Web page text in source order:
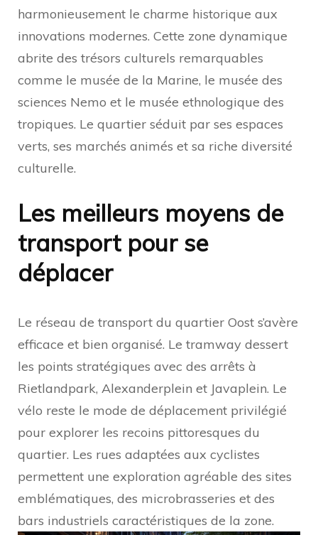
harmonieusement le charme historique aux
innovations modernes. Cette zone dynamique
abrite des trésors culturels remarquables
comme le musée de la Marine, le musée des
sciences Nemo et le musée ethnologique des
tropiques. Le quartier séduit par ses espaces
verts, ses marchés animés et sa riche diversité
culturelle.
Les meilleurs moyens de
transport pour se
déplacer
Le réseau de transport du quartier Oost s’avère
efficace et bien organisé. Le tramway dessert
les points stratégiques avec des arrêts à
Rietlandpark, Alexanderplein et Javaplein. Le
vélo reste le mode de déplacement privilégié
pour explorer les recoins pittoresques du
quartier. Les rues adaptées aux cyclistes
permettent une exploration agréable des sites
emblématiques, des microbrasseries et des
bars industriels caractéristiques de la zone.